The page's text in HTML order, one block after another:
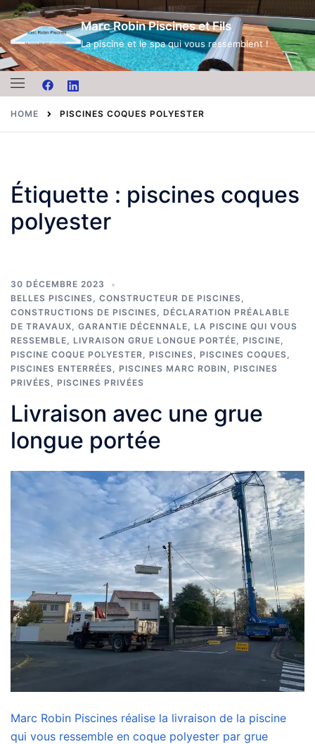
Skip
to
content
Marc Robin Piscines et Fils
La piscine et le spa qui vous ressemblent !
HOME PISCINES COQUES POLYESTER
Étiquette : piscines coques
polyester
30 DÉCEMBRE 2023
BELLES PISCINES, CONSTRUCTEUR DE PISCINES,
CONSTRUCTIONS DE PISCINES, DÉCLARATION PRÉALABLE
DE TRAVAUX, GARANTIE DÉCENNALE, LA PISCINE QUI VOUS
RESSEMBLE, LIVRAISON GRUE LONGUE PORTÉE, PISCINE,
PISCINE COQUE POLYESTER, PISCINES, PISCINES COQUES,
PISCINES ENTERRÉES, PISCINES MARC ROBIN , PISCINES
PRIVÉES, PISCINES PRIVÉES
Livraison avec une grue
longue portée
Marc Robin Piscines réalise la livraison de la piscine
qui vous ressemble en coque polyester par grue